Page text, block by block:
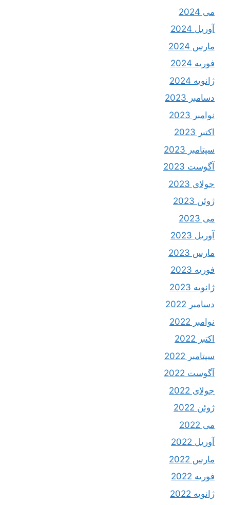
می 2024
آوریل 2024
مارس 2024
فوریه 2024
ژانویه 2024
دسامبر 2023
نوامبر 2023
اکتبر 2023
سپتامبر 2023
آگوست 2023
جولای 2023
ژوئن 2023
می 2023
آوریل 2023
مارس 2023
فوریه 2023
ژانویه 2023
دسامبر 2022
نوامبر 2022
اکتبر 2022
سپتامبر 2022
آگوست 2022
جولای 2022
ژوئن 2022
می 2022
آوریل 2022
مارس 2022
فوریه 2022
ژانویه 2022